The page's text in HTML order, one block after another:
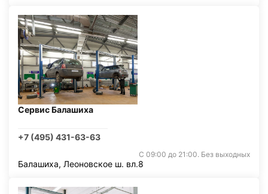
Сервис Балашиха
+7 (495) 431-63-63
С 09:00 до 21:00. Без выходных
Балашиха, Леоновское ш. вл.8